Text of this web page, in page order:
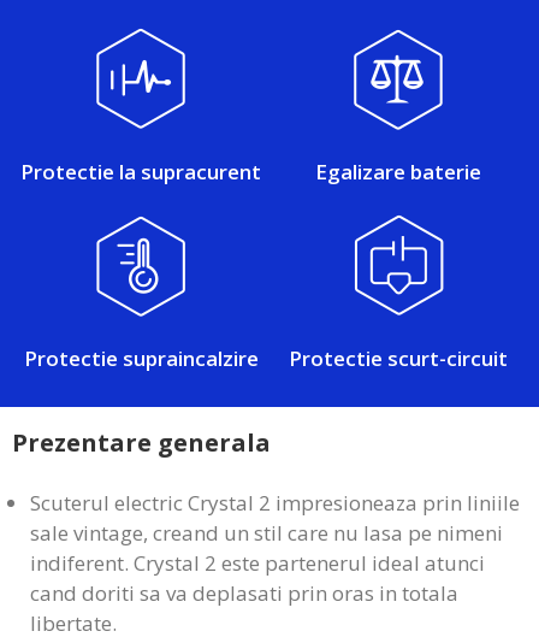
Protectie la supracurent Egalizare baterie
Protectie supraincalzire Protectie scurt-circuit
Prezentare generala
Scuterul electric Crystal 2 impresioneaza prin liniile
sale vintage, creand un stil care nu lasa pe nimeni
indiferent. Crystal 2 este partenerul ideal atunci
cand doriti sa va deplasati prin oras in totala
libertate.